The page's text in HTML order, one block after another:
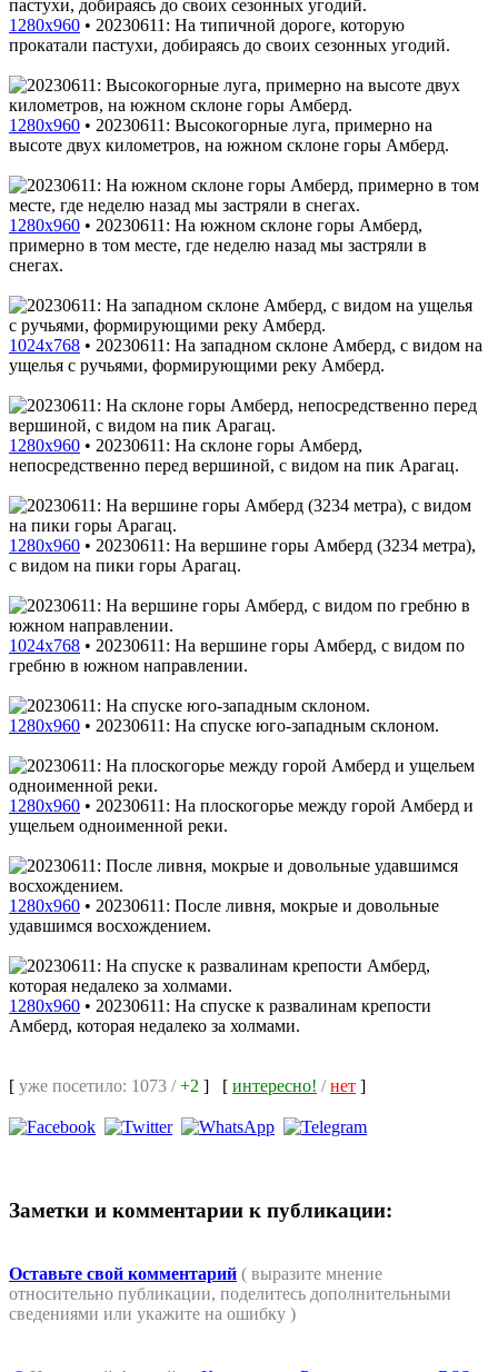
1280x960 • 20230611: На типичной дороге, которую
прокатали пастухи, добираясь до своих сезонных угодий.
1280x960 • 20230611: Высокогорные луга, примерно на
высоте двух километров, на южном склоне горы Амберд.
1280x960 • 20230611: На южном склоне горы Амберд,
примерно в том месте, где неделю назад мы застряли в
снегах.
1024x768 • 20230611: На западном склоне Амберд, с видом на
ущелья с ручьями, формирующими реку Амберд.
1280x960 • 20230611: На склоне горы Амберд,
непосредственно перед вершиной, с видом на пик Арагац.
1280x960 • 20230611: На вершине горы Амберд (3234 метра),
с видом на пики горы Арагац.
1024x768 • 20230611: На вершине горы Амберд, с видом по
гребню в южном направлении.
1280x960 • 20230611: На спуске юго-западным склоном.
1280x960 • 20230611: На плоскогорье между горой Амберд и
ущельем одноименной реки.
1280x960 • 20230611: После ливня, мокрые и довольные
удавшимся восхождением.
1280x960 • 20230611: На спуске к развалинам крепости
Амберд, которая недалеко за холмами.
[ уже посетило: 1073 /+2 ] [ интересно! /нет ]
Заметки и комментарии к публикации:
Оставьте свой комментарий ( выразите мнение
относительно публикации, поделитесь дополнительными
сведениями или укажите на ошибку )